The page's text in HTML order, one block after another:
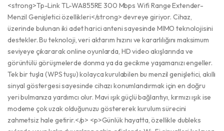
<strong>Tp-Link TL-WA855RE 300 Mbps Wifi Range Extender-
Menzil Genişletici özellikleri</strong> devreye giriyor. Cihaz,
üzerinde bulunan iki adet harici anteni sayesinde MIMO teknolojisini
destekler. Bu teknoloji, veri aktarım hızını ve kararlılığını maksimum
seviyeye çıkararak online oyunlarda, HD video akışlarında ve
görüntülü görüşmelerde donma ya da gecikme yaşamanızı engeller.
Tek bir tuşla (WPS tuşu) kolayca kurulabilen bu menzil genişletici, akıllı
sinyal göstergesi sayesinde cihazı konumlandırmak için en doğru
yeri bulmanıza yardımcı olur. Mavi ışık güçlü bağlantıyı, kırmızı ışık ise
modeme çok uzak olduğunuzu göstererek kurulum sürecini
zahmetsiz hale getirir.</p> <p>Günlük hayatta, özellikle dubleks